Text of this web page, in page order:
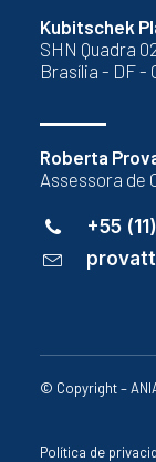
Kubitschek
SHN Quadra
Brasília - DF -
Roberta
Assessora de
+55
© Copyright –
Política de